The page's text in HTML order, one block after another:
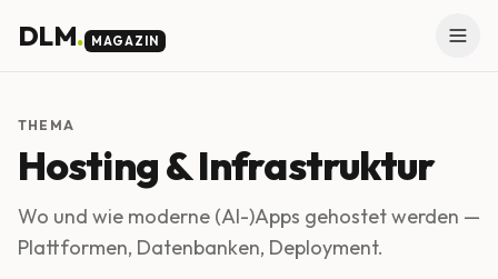
DLM. MAGAZIN
THEMA
Hosting & Infrastruktur
Wo und wie moderne (AI-)Apps gehostet werden —
Plattformen, Datenbanken, Deployment.